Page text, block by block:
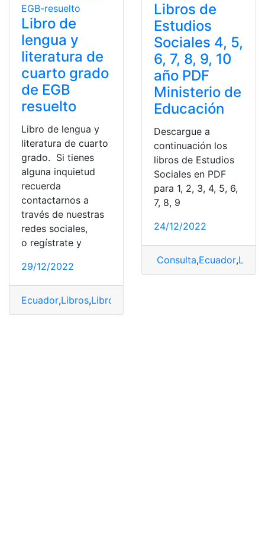
Libro de
lengua y
literatura de
cuarto grado
de EGB
resuelto
Libro de lengua y
literatura de cuarto
grado. Si tienes
alguna inquietud
recuerda
contactarnos a
través de nuestras
redes sociales,
o regístrate y
29/12/2022
Ecuador,Libros,Libros del ministerio de educación
Libros de
Estudios
Sociales 4, 5,
6, 7, 8, 9, 10
año PDF
Ministerio de
Educación
Descargue a
continuación los
libros de Estudios
Sociales en PDF
para 1, 2, 3, 4, 5, 6,
7, 8, 9
24/12/2022
Consulta,Ecuador,